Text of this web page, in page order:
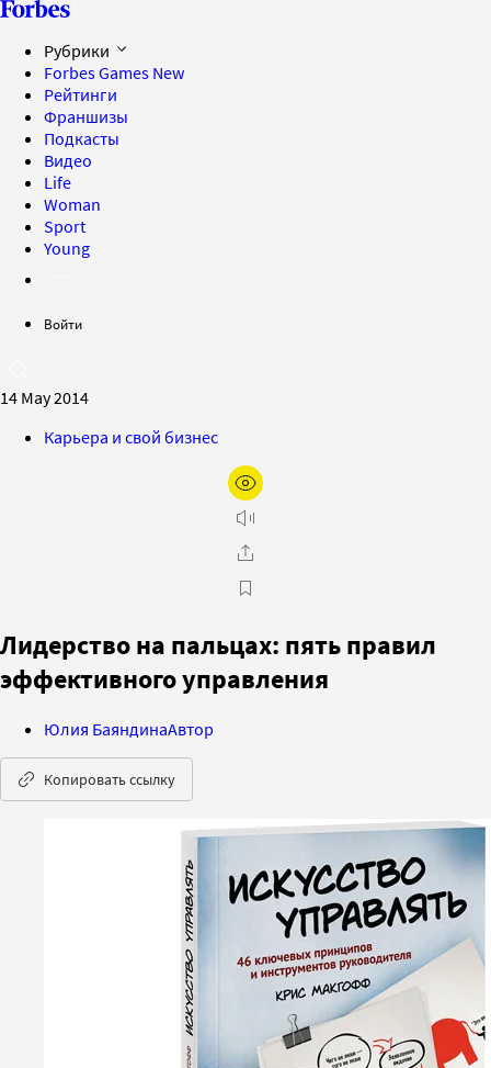
Рубрики
Forbes Games New
Рейтинги
Франшизы
Подкасты
Видео
Life
Woman
Sport
Young
Войти
14 May 2014
Карьера и свой бизнес
Лидерство на пальцах: пять правил
эффективного управления
Юлия БаяндинаАвтор
Копировать ссылку